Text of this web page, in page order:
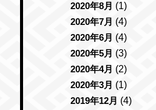
2020年8月 (1)
2020年7月 (4)
2020年6月 (4)
2020年5月 (3)
2020年4月 (2)
2020年3月 (1)
2019年12月 (4)